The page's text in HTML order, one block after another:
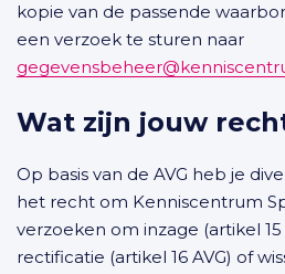
kopie van de passende
een verzoek te sturen naar
Wat zijn jouw
Op basis van de AVG heb je
het recht om Kenniscentrum
verzoeken om inzage (artikel 15
rectificatie (artikel 16 AVG) of